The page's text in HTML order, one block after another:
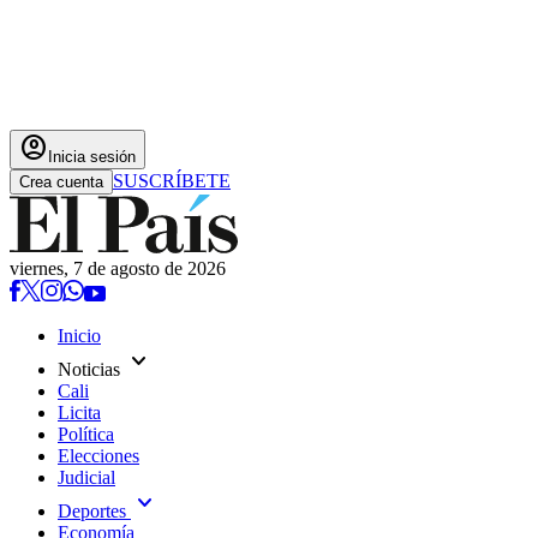
account_circle Inicia sesión
Crea cuenta SUSCRÍBETE
viernes, 7 de agosto de 2026
Inicio
Noticias expand_more
Cali
Licita
Política
Elecciones
Judicial
Deportes expand_more
Economía